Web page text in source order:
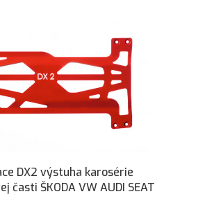
DX2 výstuha karosérie
časti ŠKODA VW AUDI SEAT